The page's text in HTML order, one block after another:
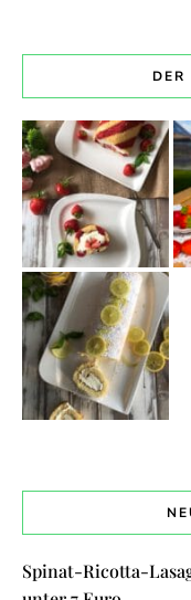
Spinat-Ricotta-